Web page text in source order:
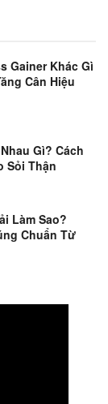
Gainer Khác Gì
Cân Hiệu
Gì? Cách
Sỏi Thận
Làm Sao?
Chuẩn Từ